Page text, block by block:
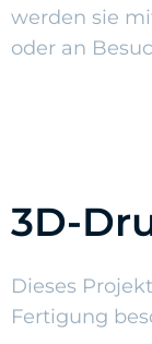
werden sie
oder an
3D-
Dieses
Fertigung